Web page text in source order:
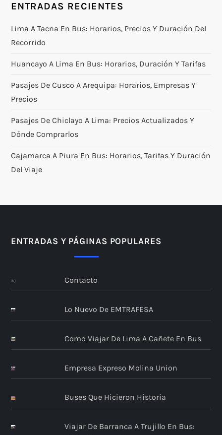
ENTRADAS RECIENTES
Lima A Tacna En Bus: Horarios, Precios Y Duración Del
Recorrido
Huancayo A Lima En Bus: Horarios, Duración Y Tarifas
Pasajes De Cusco A Arequipa: Horarios, Empresas Y
Precios
Pasajes De Chiclayo A Lima: Precios Actualizados Y
Dónde Comprarlos
Cajamarca A Piura En Bus: Horarios, Tarifas Y Duración
Del Viaje
ENTRADAS Y PÁGINAS POPULARES
Contacto
Lo Nuevo De EMTRAFESA
Como Viajar De Lima A Cañete En Bus
Empresa Expreso Molina Union
Buses Que Hicieron Historia
Viajar De Barranca A Trujillo En Bus: